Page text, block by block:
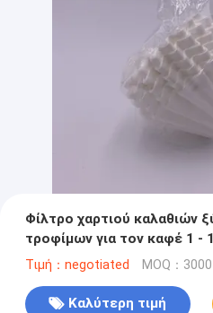
Φίλτρο χαρτιού καλαθιών
τροφίμων για τον καφέ 1 -
Τιμή：negotiated MOQ：3000
Καλύτερη τιμή